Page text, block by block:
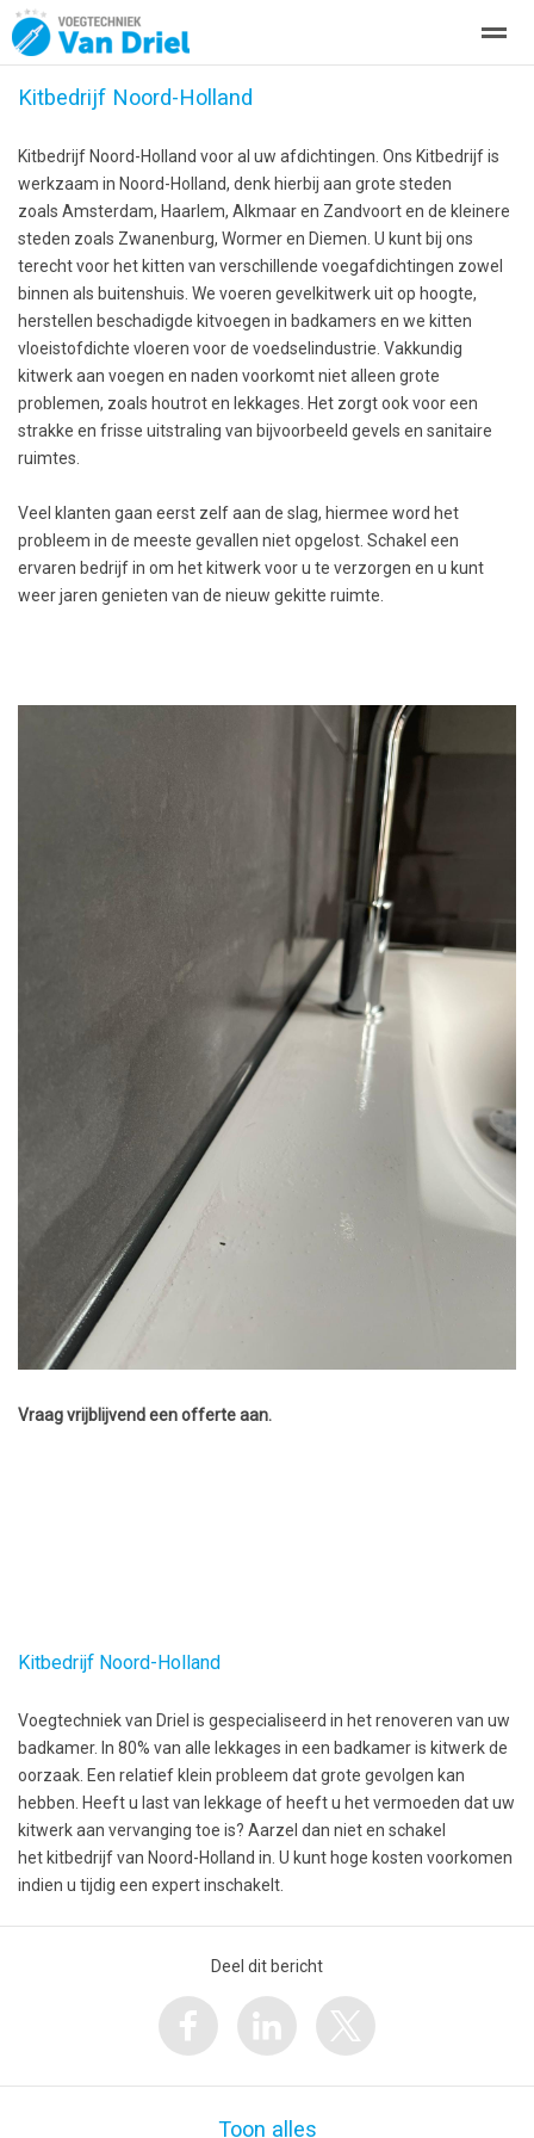
Over ons Kitwerken Zakelijke kitwerkzaamheden
Home Bellen Locatie Zoeken
Kitbedrijf Noord-Holland
Kitbedrijf Noord-Holland voor al uw afdichtingen. Ons Kitbedrijf is
werkzaam in Noord-Holland, denk hierbij aan grote steden
zoals Amsterdam, Haarlem, Alkmaar en Zandvoort en de kleinere
steden zoals Zwanenburg, Wormer en Diemen. U kunt bij ons
terecht voor het kitten van verschillende voegafdichtingen zowel
binnen als buitenshuis. We voeren gevelkitwerk uit op hoogte,
herstellen beschadigde kitvoegen in badkamers en we kitten
vloeistofdichte vloeren voor de voedselindustrie. Vakkundig
kitwerk aan voegen en naden voorkomt niet alleen grote
problemen, zoals houtrot en lekkages. Het zorgt ook voor een
strakke en frisse uitstraling van bijvoorbeeld gevels en sanitaire
ruimtes.
Veel klanten gaan eerst zelf aan de slag, hiermee word het
probleem in de meeste gevallen niet opgelost. Schakel een
ervaren bedrijf in om het kitwerk voor u te verzorgen en u kunt
weer jaren genieten van de nieuw gekitte ruimte.
Vraag vrijblijvend een offerte aan.
Kitbedrijf Noord-Holland
Voegtechniek van Driel is gespecialiseerd in het renoveren van uw
badkamer. In 80% van alle lekkages in een badkamer is kitwerk de
oorzaak. Een relatief klein probleem dat grote gevolgen kan
hebben. Heeft u last van lekkage of heeft u het vermoeden dat uw
kitwerk aan vervanging toe is? Aarzel dan niet en schakel
het kitbedrijf van Noord-Holland in. U kunt hoge kosten voorkomen
indien u tijdig een expert inschakelt.
Deel dit bericht
Toon alles